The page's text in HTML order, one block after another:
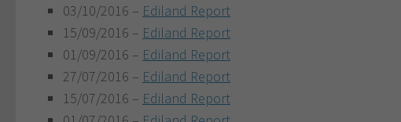
03/10/2016 – Ediland Report
15/09/2016 – Ediland Report
01/09/2016 – Ediland Report
27/07/2016 – Ediland Report
15/07/2016 – Ediland Report